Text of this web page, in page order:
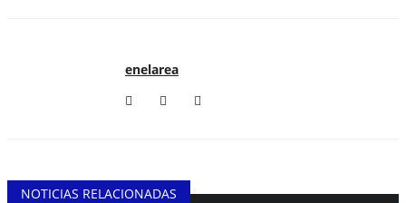
enelarea
NOTICIAS RELACIONADAS